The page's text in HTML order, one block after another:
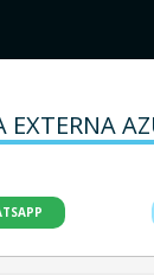
EXTERNA